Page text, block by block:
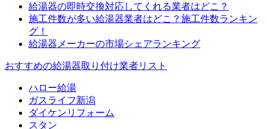
給湯器の即時交換対応してくれる業者はどこ？
施工件数が多い給湯器業者はどこ？施工件数ランキン
グ！
給湯器メーカーの市場シェアランキング
おすすめの給湯器取り付け業者リスト
ハロー給湯
ガスライフ新潟
ダイケンリフォーム
スタン